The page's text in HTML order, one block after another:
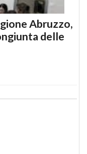
Abruzzo,
delle